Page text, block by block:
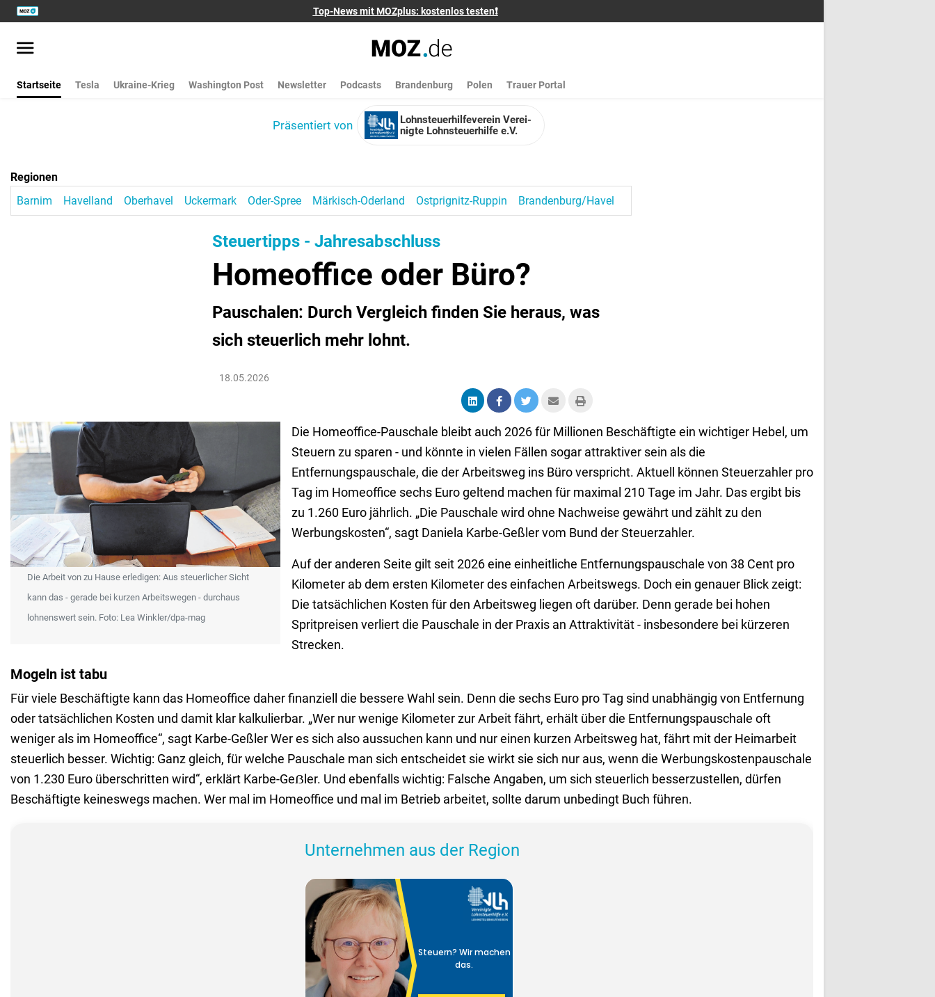
Top-News mit MOZplus: kostenlos testen❗
Startseite Tesla Ukraine-Krieg Washington Post Newsletter Podcasts Brandenburg Polen Trauer Portal
Präsentiert von
Lohn­steu­er­hil­fe­verein Verei­
nigte Lohn­steu­er­hilfe e.V.
Regionen
Barnim
Havelland Oberhavel Uckermark Oder-Spree Märkisch-Oderland Ostprignitz-Ruppin Brandenburg/Havel
Steuertipps - Jahresabschluss
Homeoffice oder Büro?
Pauschalen: Durch Vergleich finden Sie heraus, was
sich steuerlich mehr lohnt.
18.05.2026
Die Arbeit von zu Hause erledigen: Aus steuerlicher Sicht
kann das - gerade bei kurzen Arbeitswegen - durchaus
lohnenswert sein. Foto: Lea Winkler/dpa-mag
Die Homeoffice-Pauschale bleibt auch 2026 für Millionen Beschäftigte ein wichtiger Hebel, um
Steuern zu sparen - und könnte in vielen Fällen sogar attraktiver sein als die
Entfernungspauschale, die der Arbeitsweg ins Büro verspricht. Aktuell können Steuerzahler pro
Tag im Homeoffice sechs Euro geltend machen für maximal 210 Tage im Jahr. Das ergibt bis
zu 1.260 Euro jährlich. „Die Pauschale wird ohne Nachweise gewährt und zählt zu den
Werbungskosten“, sagt Daniela Karbe-Geßler vom Bund der Steuerzahler.
Auf der anderen Seite gilt seit 2026 eine einheitliche Entfernungspauschale von 38 Cent pro
Kilometer ab dem ersten Kilometer des einfachen Arbeitswegs. Doch ein genauer Blick zeigt:
Die tatsächlichen Kosten für den Arbeitsweg liegen oft darüber. Denn gerade bei hohen
Spritpreisen verliert die Pauschale in der Praxis an Attraktivität - insbesondere bei kürzeren
Strecken.
Mogeln ist tabu
Für viele Beschäftigte kann das Homeoffice daher finanziell die bessere Wahl sein. Denn die sechs Euro pro Tag sind unabhängig von Entfernung
oder tatsächlichen Kosten und damit klar kalkulierbar. „Wer nur wenige Kilometer zur Arbeit fährt, erhält über die Entfernungspauschale oft
weniger als im Homeoffice“, sagt Karbe-Geßler Wer es sich also aussuchen kann und nur einen kurzen Arbeitsweg hat, fährt mit der Heimarbeit
steuerlich besser. Wichtig: Ganz gleich, für welche Pauschale man sich entscheidet sie wirkt sie sich nur aus, wenn die Werbungskostenpauschale
von 1.230 Euro überschritten wird“, erklärt Karbe-Geẞler. Und ebenfalls wichtig: Falsche Angaben, um sich steuerlich besserzustellen, dürfen
Beschäftigte keineswegs machen. Wer mal im Homeoffice und mal im Betrieb arbeitet, sollte darum unbedingt Buch führen.
Unternehmen aus der Region